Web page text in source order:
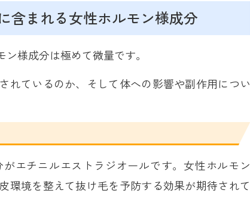
含まれる女性ホルモン様成分
様成分は極めて微量です。
れているのか、そして体への影響や副作用につい
エチニルエストラジオールです。女性ホルモン
環境を整えて抜け毛を予防する効果が期待されて